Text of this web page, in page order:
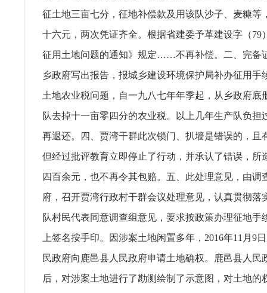
征土地三亩七分，征地补偿款及用该队沙子、麦糠等
十六元，两次凭证齐全。根据省建委予革建设字（79
征用土地问题的通知》规定……不再补偿。二、完备
乡政府写出报告，报城乡建设环境保护局补办征用手
土地农业税问题，自一九八七年年季起，从乡政府底
队去掉十一亩零四分的农业税。以上几年生产队负担
再退还。四、贾湾干群此次锁门、扒墙是错误的，且
但经过批评教育立即停止了行动，并承认了错误，所
四百余元，也不再令其包赔。五、此处理意见，由调
府，召开贾湾行政村干群会议处理意见，认真贯彻落
队村民代表同意调查组意见，要求按政策办理征地手
上签名按手印。因涉案土地闲置多年，2016年11月9
民政府向鹿邑县人民政府申请土地确权。鹿邑县人民
后，对涉案土地进行了勘测绘制了示意图，对土地的